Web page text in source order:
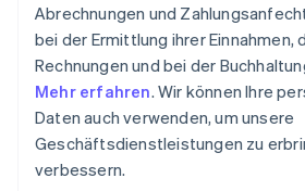
Abrechnungen und
bei der Ermittlung ihrer Einnahmen,
Rechnungen und bei der
Mehr erfahren. Wir können Ihre
Daten auch verwenden, um unsere
Geschäftsdienstleistungen zu
verbessern.